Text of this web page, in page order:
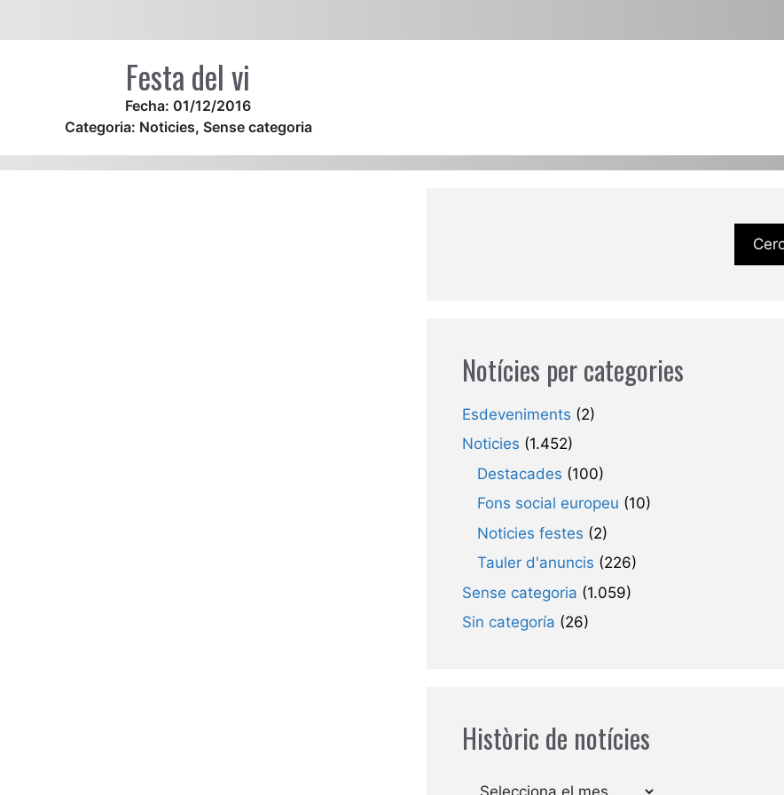
Festa del vi
Fecha: 01/12/2016
Categoria: Noticies, Sense categoria
Notícies per categories
Esdeveniments (2)
Noticies (1.452)
Destacades (100)
Fons social europeu (10)
Noticies festes (2)
Tauler d'anuncis (226)
Sense categoria (1.059)
Sin categoría (26)
Històric de notícies
Arxius